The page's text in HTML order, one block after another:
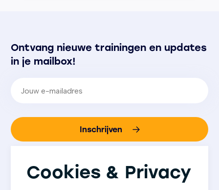
Cookies & Privacy
Ontvang nieuwe trainingen en updates
in je mailbox!
Inschrijven
privacybeleid.